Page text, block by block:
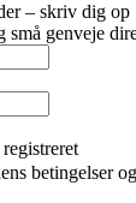
– skriv dig op
små genveje
betingelser